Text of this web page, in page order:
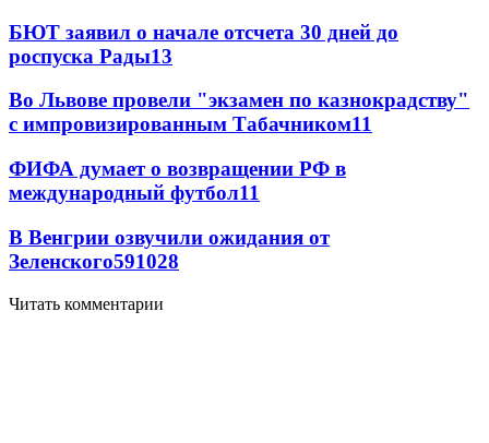
БЮТ заявил о начале отсчета 30 дней до
роспуска Рады13
Во Львове провели "экзамен по казнокрадству"
с импровизированным Табачником11
ФИФА думает о возвращении РФ в
международный футбол11
В Венгрии озвучили ожидания от
Зеленского591028
Читать комментарии